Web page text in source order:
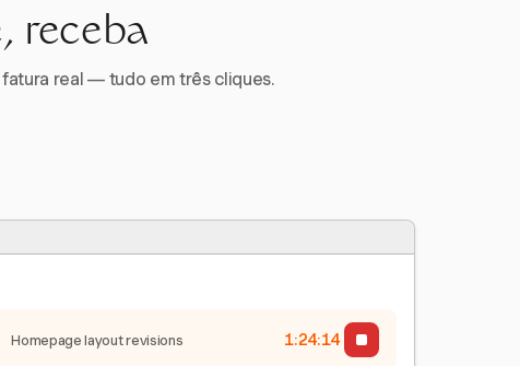
receba
real — tudo em três cliques.
Homepage layout revisions 1:24:15